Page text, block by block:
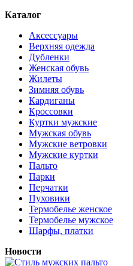
Каталог
Аксессуары
Верхняя одежда
Дубленки
Женская обувь
Жилеты
Зимняя обувь
Кардиганы
Кроссовки
Куртки мужские
Мужская обувь
Мужские ветровки
Мужские куртки
Пальто
Парки
Перчатки
Пуховики
Термобелье женское
Термобелье мужское
Шарфы, платки
Новости